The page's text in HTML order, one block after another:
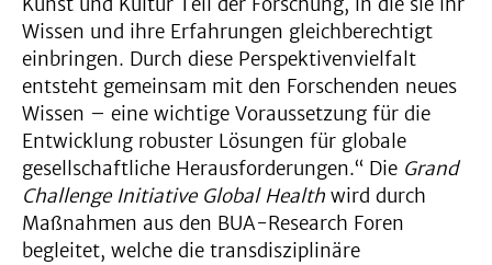
Wissen und ihre Erfahrungen gleichberechtigt
einbringen. Durch diese Perspektivenvielfalt
entsteht gemeinsam mit den Forschenden neues
Wissen – eine wichtige Voraussetzung für die
Entwicklung robuster Lösungen für globale
gesellschaftliche Herausforderungen.“ Die Grand
Challenge Initiative Global Health wird durch
Maßnahmen aus den BUA-Research Foren
begleitet, welche die transdisziplinäre